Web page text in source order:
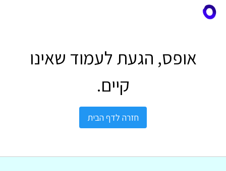
אופס, הגעת לעמוד שאינו
קיים.
חזרה לדף הבית